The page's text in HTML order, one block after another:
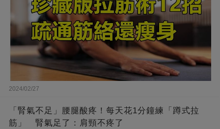
2024/02/27
「腎氣不足」腰腿酸疼！每天花1分鐘練「蹲式拉
筋」 腎氣足了：肩頸不疼了